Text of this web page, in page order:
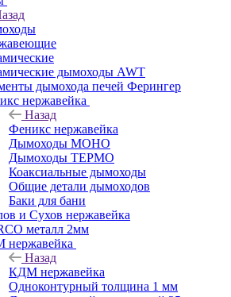
дымоходы AWT
дымохода печей Ферингер
нержавейка
Назад
Феникс нержавейка
Дымоходы МОНО
Дымоходы ТЕРМО
Коаксиальные дымоходы
Общие детали дымоходов
Баки для бани
и Сухов нержавейка
металл 2мм
Назад
КДМ нержавейка
Одноконтурный толщина 1 мм